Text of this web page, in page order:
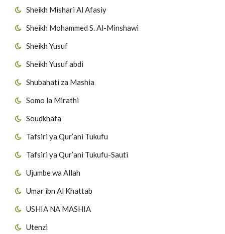
Sheikh Mishari Al Afasiy
Sheikh Mohammed S. Al-Minshawi
Sheikh Yusuf
Sheikh Yusuf abdi
Shubahati za Mashia
Somo la Mirathi
Soudkhafa
Tafsiri ya Qur’ani Tukufu
Tafsiri ya Qur’ani Tukufu-Sauti
Ujumbe wa Allah
Umar ibn Al Khattab
USHIA NA MASHIA
Utenzi